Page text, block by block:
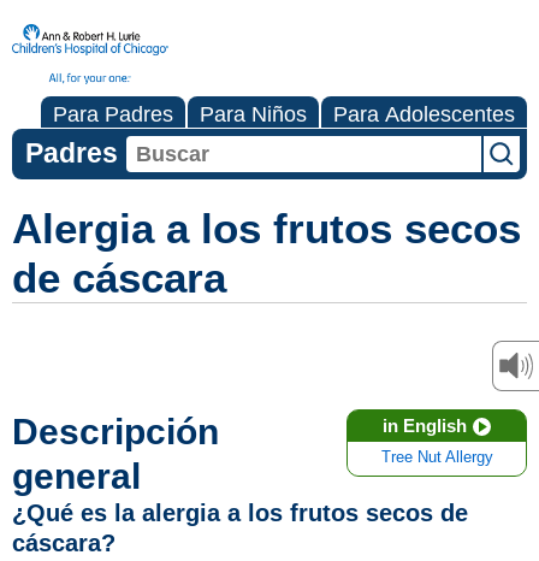
Para Padres Para Niños Para Adolescentes
Padres
Alergia a los frutos secos
de cáscara
in English
Tree Nut Allergy
Descripción
general
¿Qué es la alergia a los frutos secos de
cáscara?